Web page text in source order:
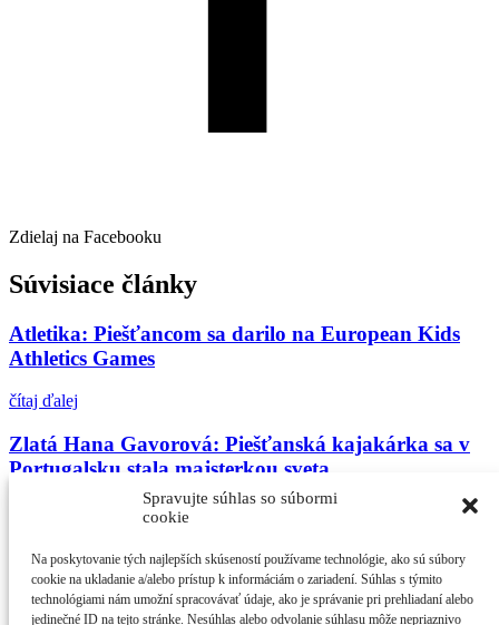
Spravujte súhlas so súbormi
cookie
Na poskytovanie tých najlepších skúseností používame technológie, ako sú súbory
cookie na ukladanie a/alebo prístup k informáciám o zariadení. Súhlas s týmito
technológiami nám umožní spracovávať údaje, ako je správanie pri prehliadaní alebo
jedinečné ID na tejto stránke. Nesúhlas alebo odvolanie súhlasu môže nepriaznivo
Zdielaj na Facebooku
Súvisiace články
Atletika: Piešťancom sa darilo na European Kids
Athletics Games
čítaj ďalej
Zlatá Hana Gavorová: Piešťanská kajakárka sa v
Portugalsku stala majsterkou sveta
Matej Brežný z TJ DružbaPiešťany utvoril národný
rekord starších žiakov v behu na 800 m